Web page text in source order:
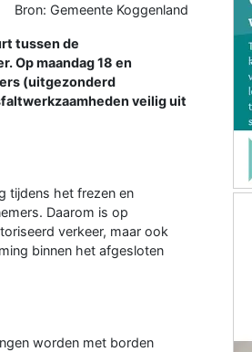
Bron: Gemeente Koggenland
tussen de
Op maandag 18 en
(uitgezonderd
veilig uit
tijdens het frezen en
Daarom is op
verkeer, maar ook
binnen het afgesloten
worden met borden